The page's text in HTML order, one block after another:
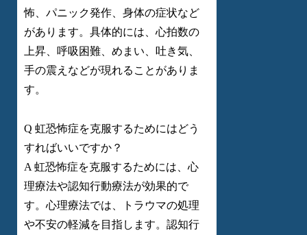
怖、パニック発作、身体の症状など
があります。具体的には、心拍数の
上昇、呼吸困難、めまい、吐き気、
手の震えなどが現れることがありま
す。
Q 虹恐怖症を克服するためにはどう
すればいいですか？
A 虹恐怖症を克服するためには、心
理療法や認知行動療法が効果的で
す。心理療法では、トラウマの処理
や不安の軽減を目指します。認知行